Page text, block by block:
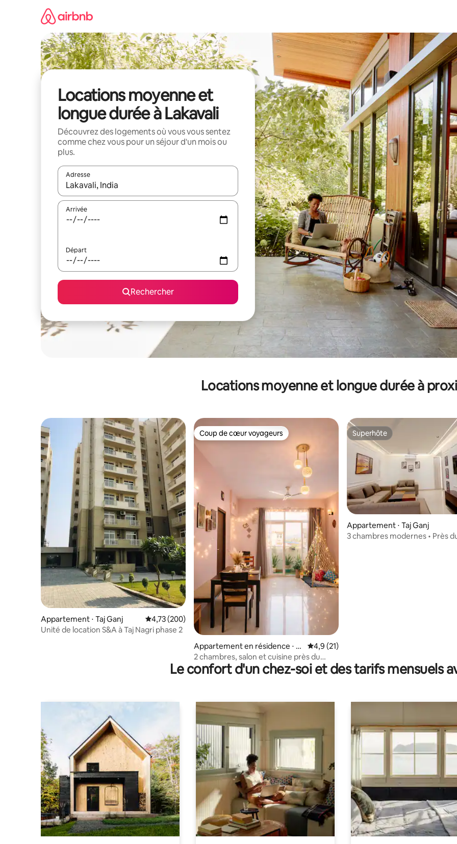
Locations moyenne et
longue durée à Lakavali
Découvrez des logements où vous vous sentez
comme chez vous pour un séjour d'un mois ou
plus.
Adresse
Lorsque les résultats s'affichent, utilisez les flèches vers le haut et vers le bas pour les parcourir ou en appuyant et en
Arrivée
Départ
Rechercher
Locations moyenne et longue durée à
Appartement ⋅ Taj Ganj Évaluation moyenne sur la base de 200 commentaires : 4,73 sur 5
4,73 (200)
Unité de location S&A à Taj Nagri phase 2
Coup de cœur voyageurs
Coup de cœur voyageurs
Appartement en résidence ⋅ T
aj Ganj
Évaluation moyenne sur la base de 21
4,9 (21)
2 chambres, salon et cuisine près du
Taj Mahal | Piscine et salle de
sport | Balcon | Luxe
Superhôte
Superhôte
Appartement ⋅ Taj Ganj
3 chambres modernes • Près
Le confort d'un chez-soi et des tarifs mensuels